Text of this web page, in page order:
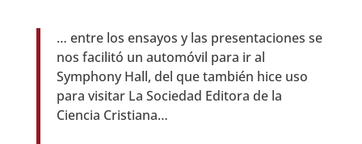
… entre los ensayos y las presentaciones se
nos facilitó un automóvil para ir al
Symphony Hall, del que también hice uso
para visitar La Sociedad Editora de la
Ciencia Cristiana…